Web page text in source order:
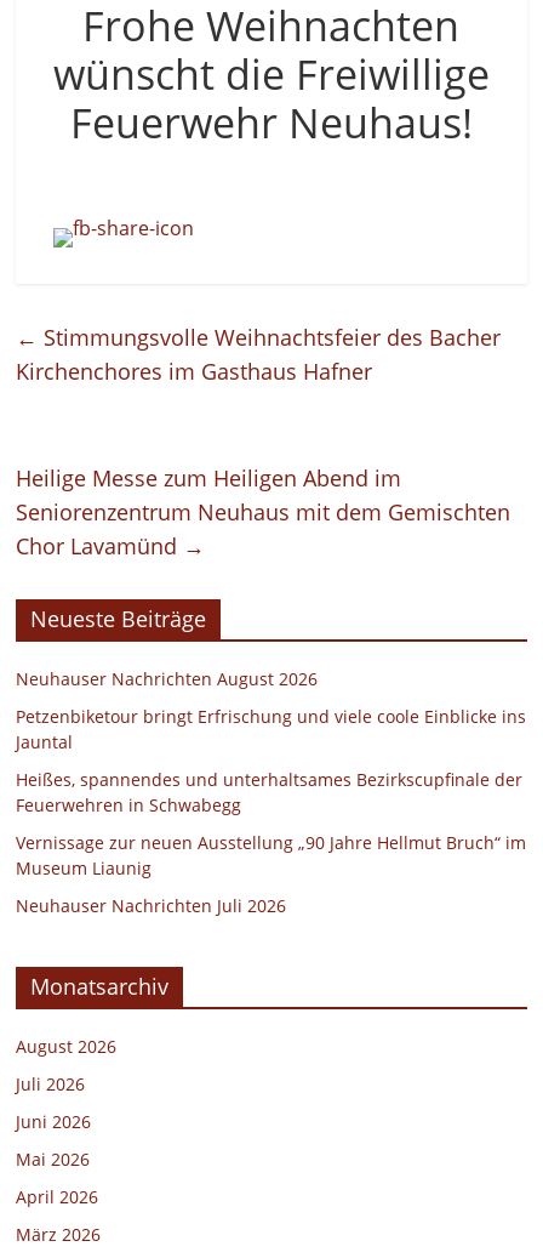
Frohe Weihnachten
wünscht die Freiwillige
Feuerwehr Neuhaus!
← Stimmungsvolle Weihnachtsfeier des Bacher
Kirchenchores im Gasthaus Hafner
Heilige Messe zum Heiligen Abend im
Seniorenzentrum Neuhaus mit dem Gemischten
Chor Lavamünd →
Neueste Beiträge
Neuhauser Nachrichten August 2026
Petzenbiketour bringt Erfrischung und viele coole Einblicke ins
Jauntal
Heißes, spannendes und unterhaltsames Bezirkscupfinale der
Feuerwehren in Schwabegg
Vernissage zur neuen Ausstellung „90 Jahre Hellmut Bruch“ im
Museum Liaunig
Neuhauser Nachrichten Juli 2026
Monatsarchiv
August 2026
Juli 2026
Juni 2026
Mai 2026
April 2026
März 2026